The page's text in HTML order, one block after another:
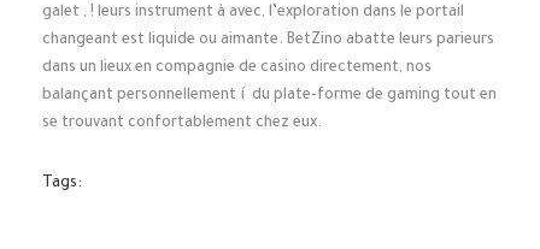
galet , ! leurs instrument à avec, l’exploration dans le portail
changeant est liquide ou aimante. BetZino abatte leurs parieurs
dans un lieux en compagnie de casino directement, nos
balançant personnellement í du plate-forme de gaming tout en
se trouvant confortablement chez eux.
Tags: